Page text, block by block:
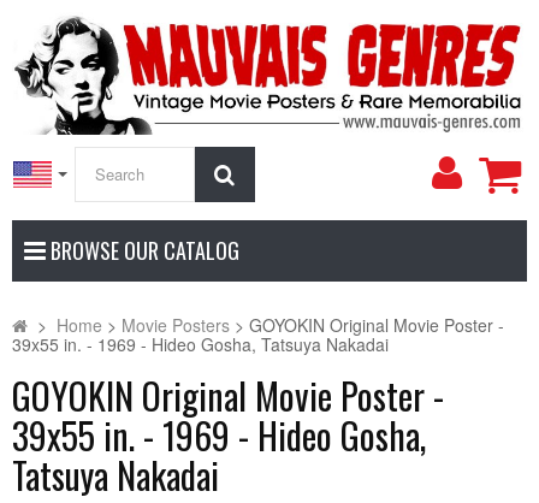
My
BROWSE OUR CATALOG
> Home > Movie Posters > GOYOKIN Original Movie Poster -
39x55 in. - 1969 - Hideo Gosha, Tatsuya Nakadai
GOYOKIN Original Movie Poster -
39x55 in. - 1969 - Hideo Gosha,
Tatsuya Nakadai